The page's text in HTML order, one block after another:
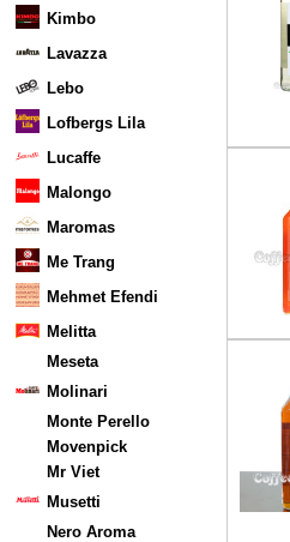
Kimbo
Lavazza
Lebo
Lofbergs Lila
Lucaffe
Malongo
Maromas
Me Trang
Mehmet Efendi
Melitta
Meseta
Molinari
Monte Perello
Movenpick
Mr Viet
Musetti
Nero Aroma